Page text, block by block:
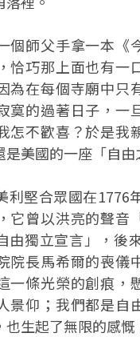
個師父手拿一本《
恰巧那上面也有一
為在每個寺廟中只
寞的過著日子，一
怎不歡喜？於是我
美國的一座「自由
利堅合眾國在1776
它曾以洪亮的聲音
由獨立宣言」，後
院長馬希爾的喪儀
一條光榮的創痕，
景仰；我們都是自
也生起了無限的感慨